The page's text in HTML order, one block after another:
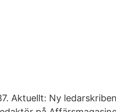
Aktuellt: Ny